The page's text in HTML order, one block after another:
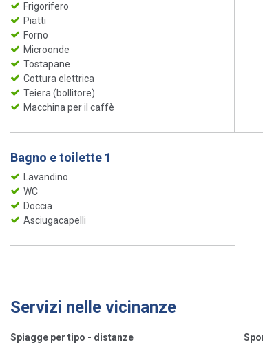
Frigorifero
Piatti
Forno
Microonde
Tostapane
Cottura elettrica
Teiera (bollitore)
Macchina per il caffè
Bagno e toilette 1
Lavandino
WC
Doccia
Asciugacapelli
Servizi nelle vicinanze
Spiagge per tipo - distanze